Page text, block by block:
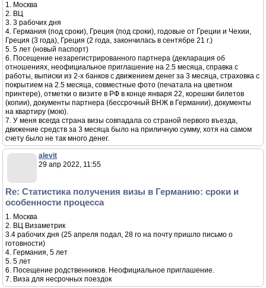
1. Москва
2. ВЦ
3. 3 рабочих дня
4. Германия (под сроки), Греция (под сроки), годовые от Греции и Чехии,
Греция (3 года), Греция (2 года, закончилась в сентябре 21 г.)
5. 5 лет (новый паспорт)
6. Посещение незарегистрированного партнера (декларация об
отношениях, неофициальное приглашение на 2.5 месяца, справка с
работы, выписки из 2-х банков с движением денег за 3 месяца, страховка с
покрытием на 2.5 месяца, совместные фото (печатала на цветном
принтере), отметки о визите в РФ в конце января 22, корешки билетов
(копии), документы партнера (бессрочный ВНЖ в Германии), документы
на квартиру (мою).
7. У меня всегда страна визы совпадала со страной первого въезда,
движение средств за 3 месяца было на приличную сумму, хотя на самом
счету было не так много денег.
alevit
29 апр 2022, 11:55
Re: Статистика получения визы в Германию: сроки и
особенности процесса
1. Москва
2. ВЦ Визаметрик
3.4 рабочих дня (25 апреля подал, 28 го на почту пришло письмо о
готовности)
4. Германия, 5 лет
5. 5 лет
6. Посещение родственников. Неофициальное приглашение.
7. Виза для несрочных поездок